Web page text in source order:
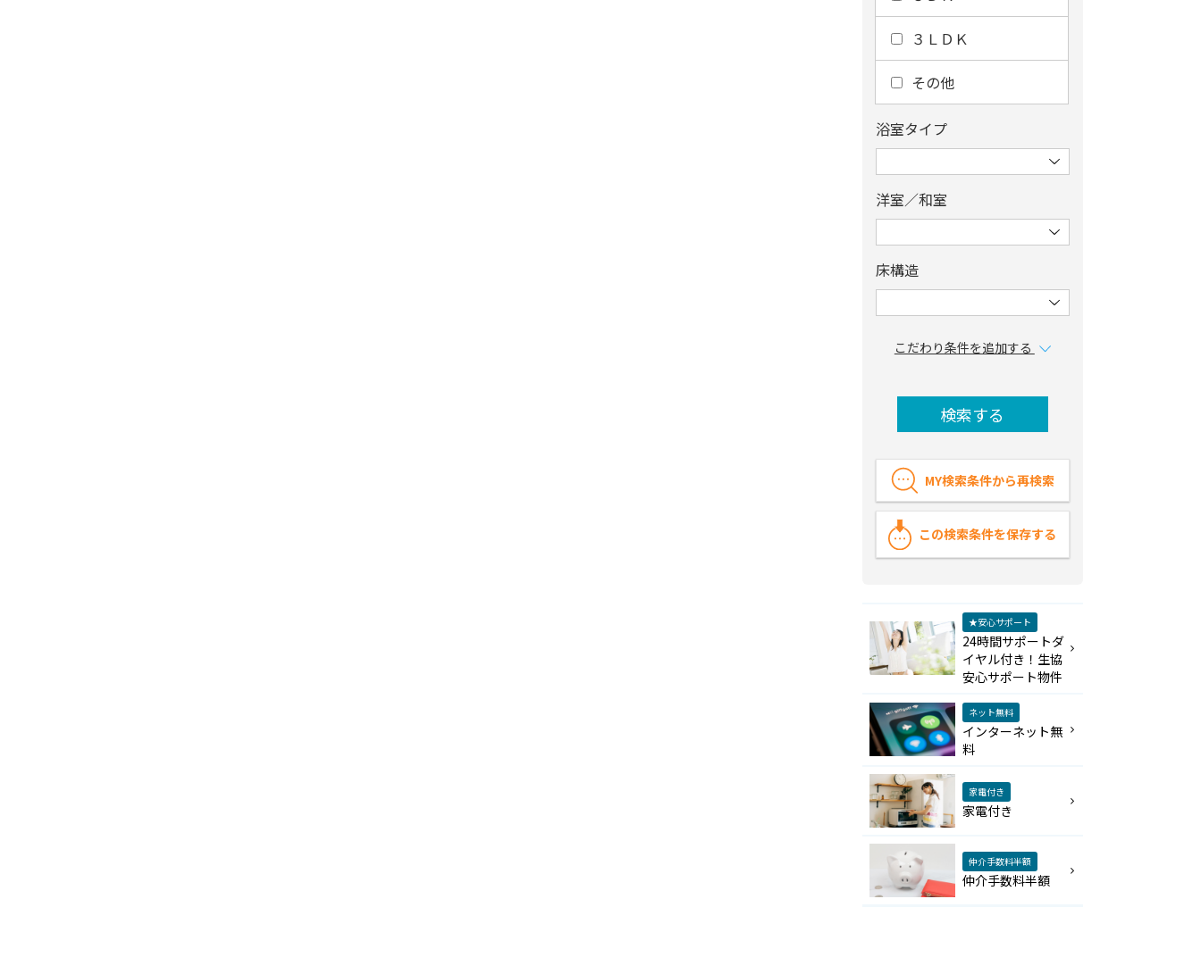
３ＬＤＫ
その他
浴室タイプ
洋室／和室
床構造
こだわり条件を追加する
検索する
MY検索条件から再検索
この検索条件を保存する
★安心サポート
24時間サポートダ
イヤル付き！生協
安心サポート物件
ネット無料
インターネット無
料
家電付き
家電付き
仲介手数料半額
仲介手数料半額